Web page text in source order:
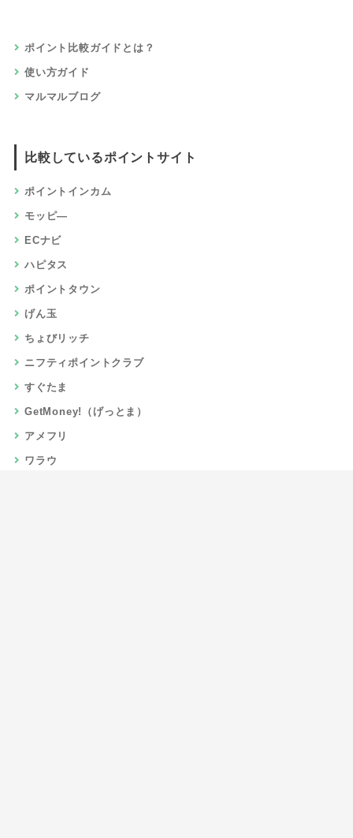
ポイント比較ガイドとは？
使い方ガイド
マルマルブログ
比較しているポイントサイト
ポイントインカム
モッピ―
ECナビ
ハピタス
ポイントタウン
げん玉
ちょびリッチ
ニフティポイントクラブ
すぐたま
GetMoney!（げっとま）
アメフリ
ワラウ